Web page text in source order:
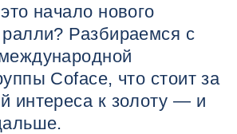
начало нового
ралли? Разбираемся с
Coface, что стоит за
интереса к золоту — и